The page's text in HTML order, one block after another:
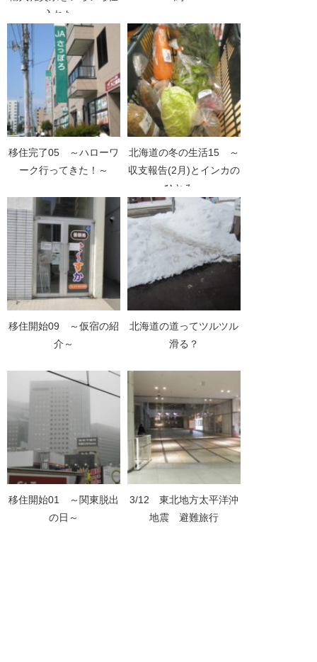
入れた～
移住完了05 ～ハローワ
ーク行ってきた！～
北海道の冬の生活15 ～
収支報告(2月)とインカの
ひとみ～
移住開始09 ～仮宿の紹
介～
北海道の道ってツルツル
滑る？
移住開始01 ～関東脱出
の日～
3/12 東北地方太平洋沖
地震 避難旅行